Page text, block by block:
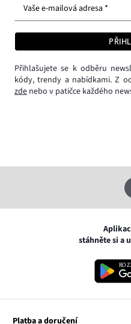
Vaše e-mailová adresa *
Přihlašujete se k odběru
kódy, trendy a nabídkami. Z
zde nebo v patičce každého
stáhněte si a
Platba a doručení